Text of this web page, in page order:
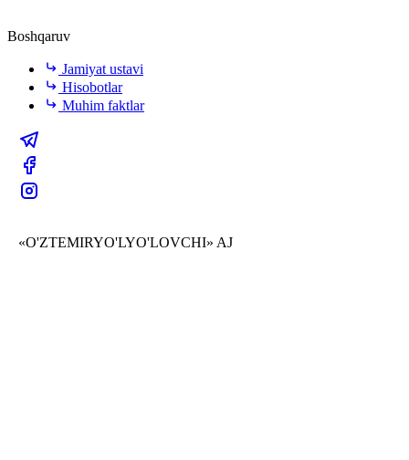
Boshqaruv
Jamiyat ustavi
Hisobotlar
Muhim faktlar
«O'ZTEMIRYO'LYO'LOVCHI» AJ